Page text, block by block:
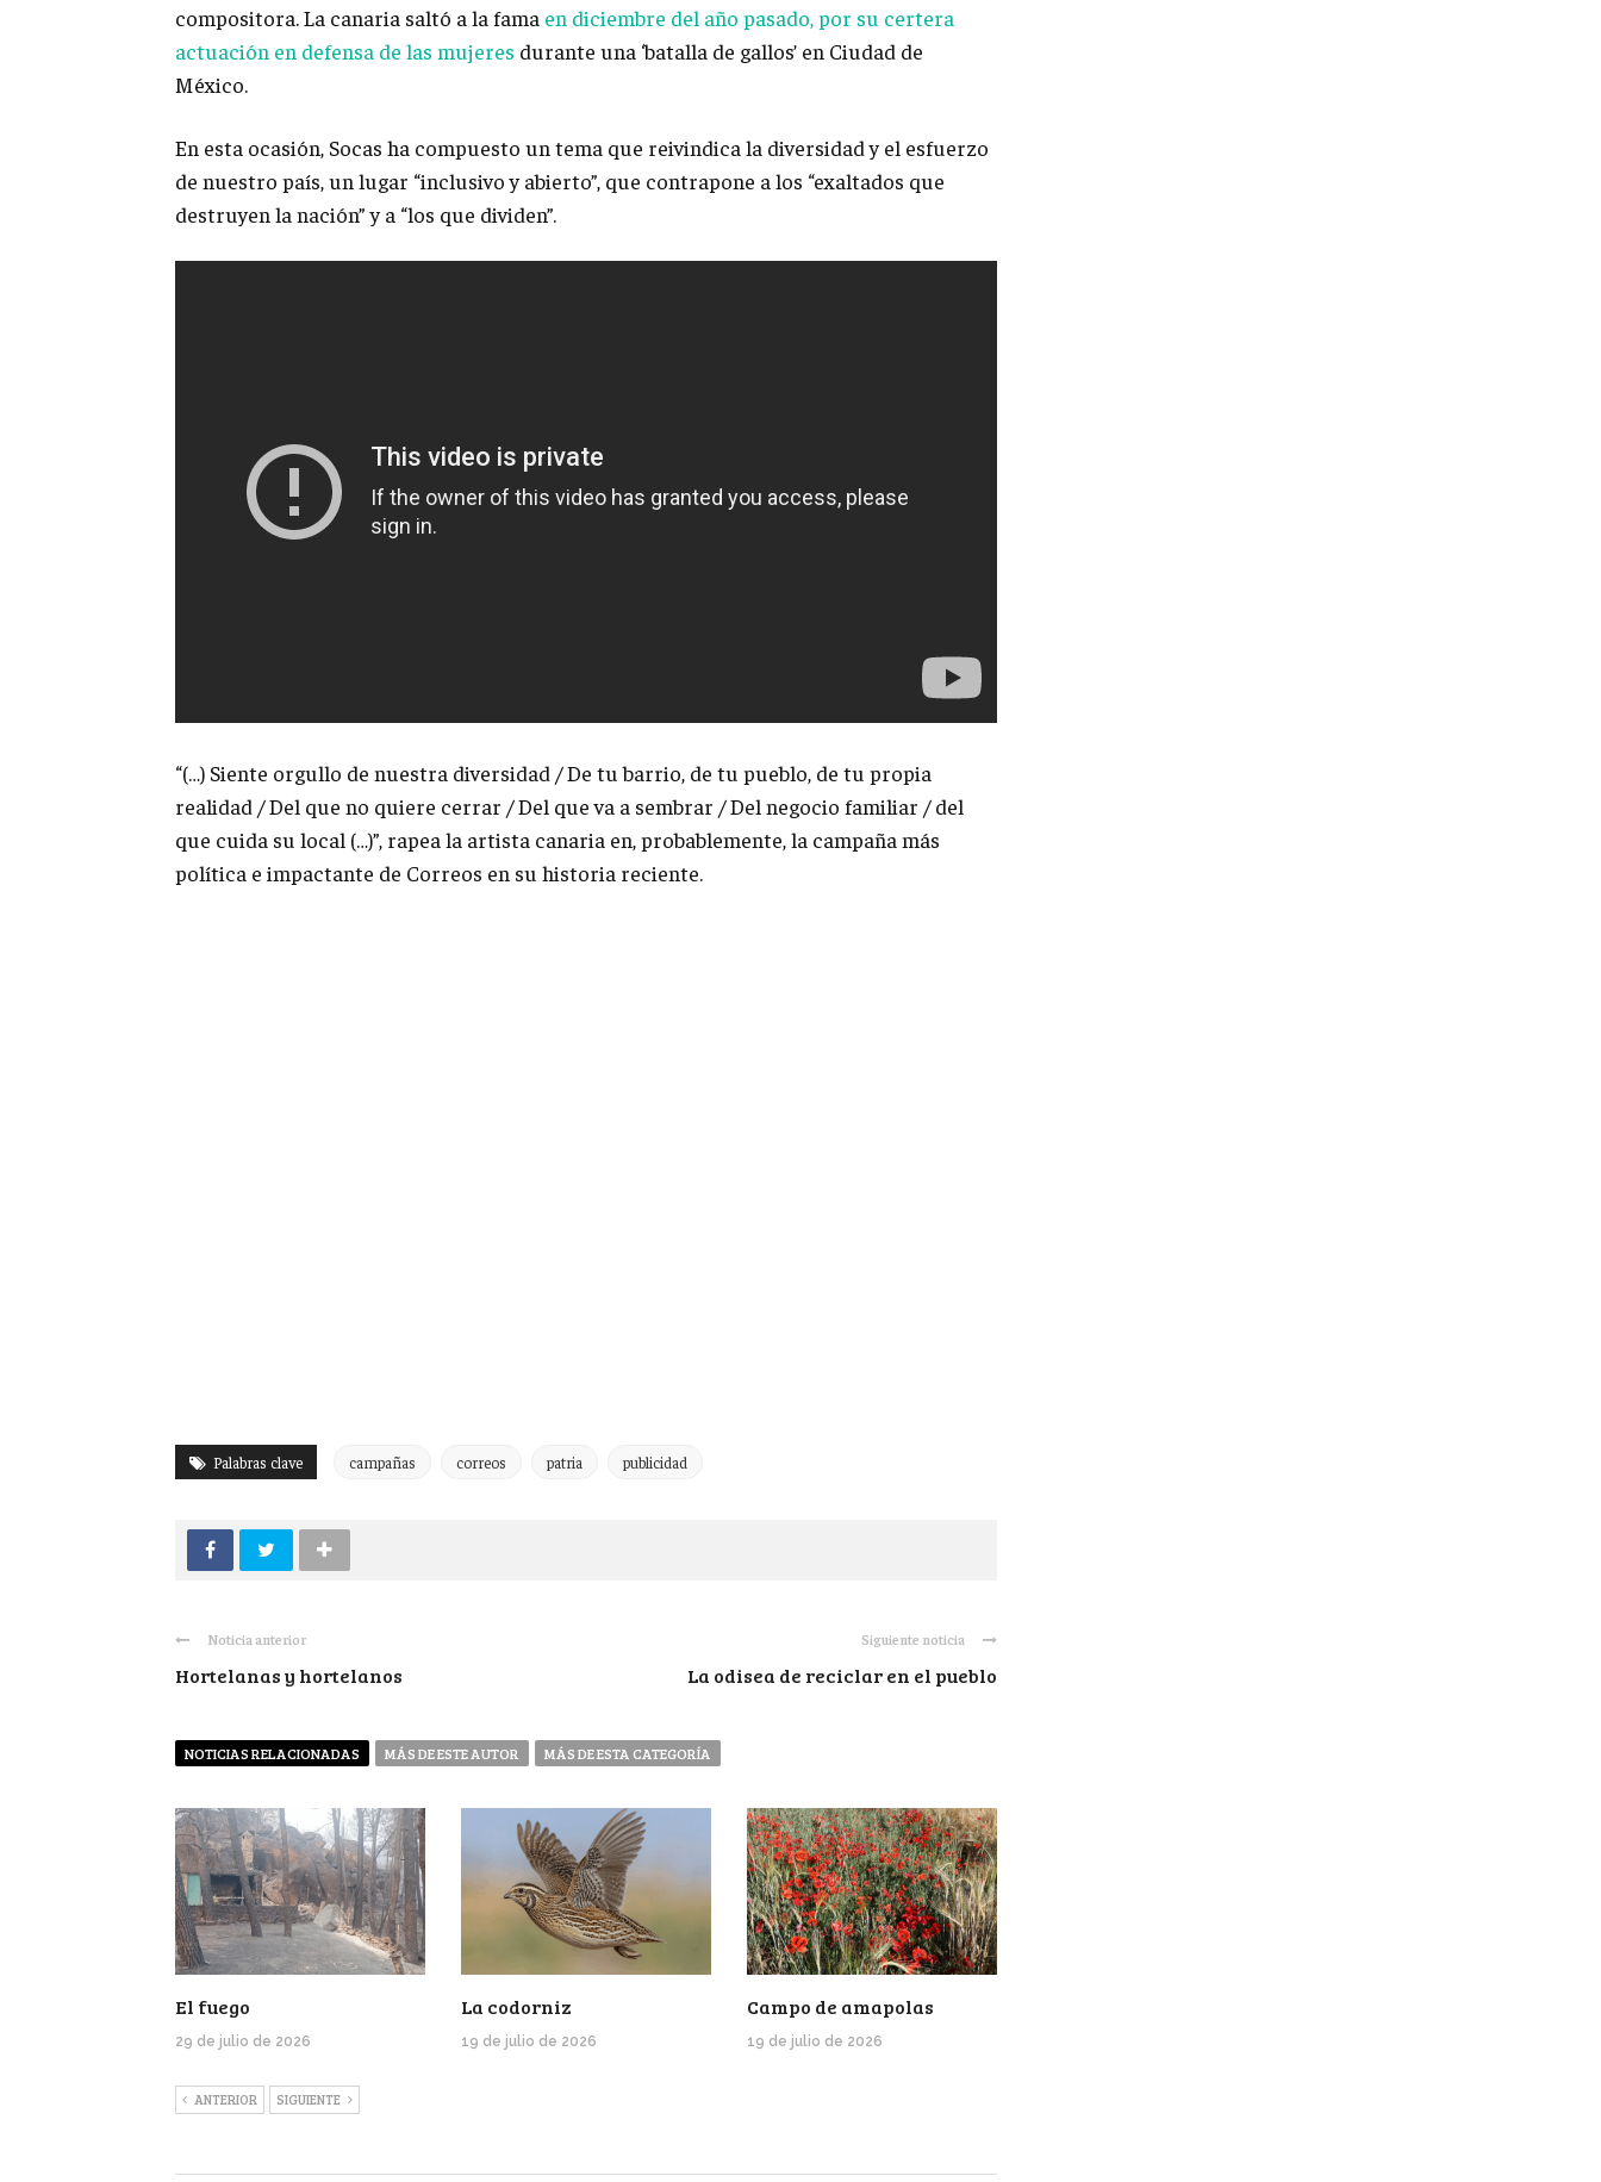
compositora. La canaria saltó a la fama en diciembre del año pasado, por su certera
actuación en defensa de las mujeres durante una ‘batalla de gallos’ en Ciudad de
México.
En esta ocasión, Socas ha compuesto un tema que reivindica la diversidad y el esfuerzo
de nuestro país, un lugar “inclusivo y abierto”, que contrapone a los “exaltados que
destruyen la nación” y a “los que dividen”.
“(…) Siente orgullo de nuestra diversidad / De tu barrio, de tu pueblo, de tu propia
realidad / Del que no quiere cerrar / Del que va a sembrar / Del negocio familiar / del
que cuida su local (…)”, rapea la artista canaria en, probablemente, la campaña más
política e impactante de Correos en su historia reciente.
Palabras clave campañas correos patria publicidad
Noticia anterior
Hortelanas y hortelanos
Siguiente noticia
La odisea de reciclar en el pueblo
NOTICIAS RELACIONADAS MÁS DE ESTE AUTOR MÁS DE ESTA CATEGORÍA
El fuego
29 de julio de 2026
La codorniz
19 de julio de 2026
Campo de amapolas
19 de julio de 2026
ANTERIOR SIGUIENTE